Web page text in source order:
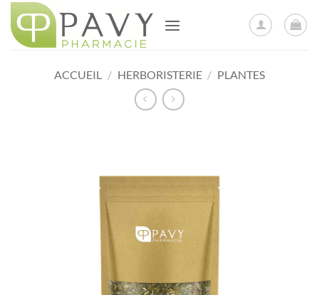
au
contenu
ACCUEIL / HERBORISTERIE / PLANTES